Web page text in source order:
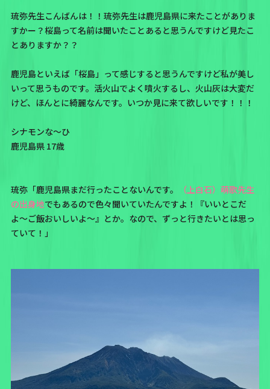
琉弥先生こんばんは！！琉弥先生は鹿児島県に来たことがありま
すかー？桜島って名前は聞いたことあると思うんですけど見たこ
とありますか？？
鹿児島といえば「桜島」って感じすると思うんですけど私が美し
いって思うものです。活火山でよく噴火するし、火山灰は大変だ
けど、ほんとに綺麗なんです。いつか見に来て欲しいです！！！
シナモンな〜ひ
鹿児島県 17歳
琉弥「鹿児島県まだ行ったことないんです。
（上白石）萌歌先生
の出身地でもあるので色々聞いていたんですよ！『いいとこだ
よ〜ご飯おいしいよ〜』とか。なので、ずっと行きたいとは思っ
ていて！」